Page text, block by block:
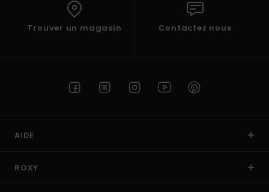
Trouver un magasin Contactez nous
AIDE
ROXY